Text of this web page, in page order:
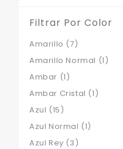
Filtrar Por Color
Amarillo (7)
Amarillo Normal (1)
Ambar (1)
Ambar Cristal (1)
Azul (15)
Azul Normal (1)
Azul Rey (3)